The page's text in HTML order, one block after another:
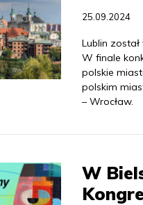
25.09.2024
Lublin
W finale
polskie
polskim
– Wrocław.
W